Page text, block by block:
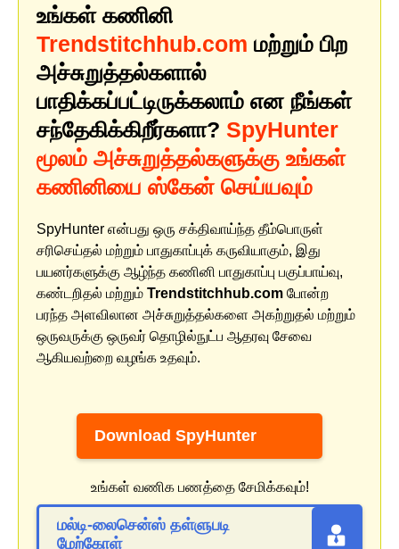
உங்கள் கணினி
Trendstitchhub.com மற்றும் பிற
அச்சுறுத்தல்களால்
பாதிக்கப்பட்டிருக்கலாம் என நீங்கள்
சந்தேகிக்கிறீர்களா? SpyHunter
மூலம் அச்சுறுத்தல்களுக்கு உங்கள்
கணினியை ஸ்கேன் செய்யவும்
SpyHunter என்பது ஒரு சக்திவாய்ந்த தீம்பொருள்
சரிசெய்தல் மற்றும் பாதுகாப்புக் கருவியாகும், இது
பயனர்களுக்கு ஆழ்ந்த கணினி பாதுகாப்பு பகுப்பாய்வு,
கண்டறிதல் மற்றும் Trendstitchhub.com போன்ற
பரந்த அளவிலான அச்சுறுத்தல்களை அகற்றுதல் மற்றும்
ஒருவருக்கு ஒருவர் தொழில்நுட்ப ஆதரவு சேவை
ஆகியவற்றை வழங்க உதவும்.
Download SpyHunter
உங்கள் வணிக பணத்தை சேமிக்கவும்!
மல்டி-லைசென்ஸ் தள்ளுபடி
மேற்கோள்